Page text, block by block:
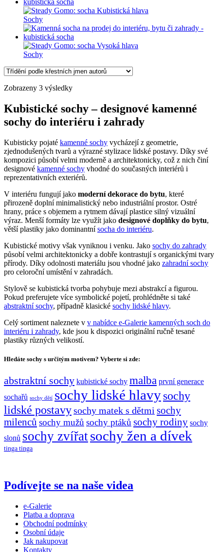
Sochy
Sochy
Zobrazeny 3 výsledky
Kubistické sochy – designové kamenné
sochy do interiéru i zahrady
Kubisticky pojaté kamenné sochy vycházejí z geometrie,
zjednodušených tvarů a výrazné stylizace lidské postavy. Díky své
kompozici působí velmi moderně a architektonicky, což z nich činí
designové kamenné sochy vhodné do současných interiérů i
reprezentativních exteriérů.
V interiéru fungují jako moderní dekorace do bytu, které
přirozeně doplní minimalistický nebo industriální prostor. Ostré
hrany, práce s objemem a rytmem dávají plastice silný vizuální
výraz. Menší formáty lze využít jako designové doplňky do bytu,
větší plastiky jako dominantnísocha do interiéru.
Kubistické motivy však vyniknou i venku. Jako sochy do zahrady
působí velmi architektonicky a dobře kontrastují s organickými tvary
přírody. Díky odolnosti materiálu jsou vhodné jako zahradní sochy
pro celoroční umístění v zahradách.
Stylově se kubistická tvorba pohybuje mezi abstrakcí a figurou.
Pokud preferujete více symbolické pojetí, prohlédněte si také
abstraktní sochy, případně klasické sochy lidské hlavy.
Celý sortiment naleznete v v nabídce e-Galerie kamenných soch do
interiéru i zahrady, kde jsou k dispozici originální ručně tesané
plastiky různých velikostí.
Hledáte sochy s určitým motivem? Vyberte si zde:
abstraktní sochy kubistické sochy malba první generace
sochařů sochy dětí sochy lidské hlavysochy
lidské postavysochy matek s dětmi sochy
milenců sochy mužů sochy ptáků sochy rodiny sochy
slonů sochy zvířatsochy žen a dívek
tinga tinga
Podívejte se na naše videa
e-Galerie
Platba a doprava
Obchodní podmínky
Osobní údaje
Jak nakupovat
Kontakty